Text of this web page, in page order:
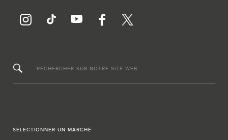
RECHERCHER SUR NOTRE SITE WEB
SÉLECTIONNER UN MARCHÉ